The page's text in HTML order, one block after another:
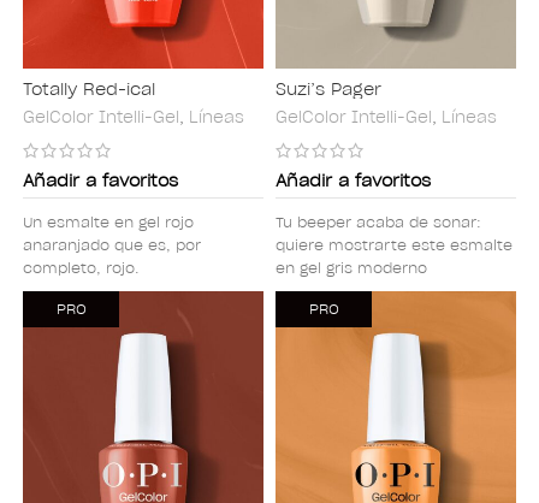
Totally Red-ical
GelColor Intelli-Gel, Líneas
Añadir a favoritos
Un esmalte en gel rojo
anaranjado que es, por
completo, rojo.
Suzi’s Pager
GelColor Intelli-Gel, Líneas
Añadir a favoritos
Tu beeper acaba de sonar:
quiere mostrarte este esmalte
en gel gris moderno
PRO PRO